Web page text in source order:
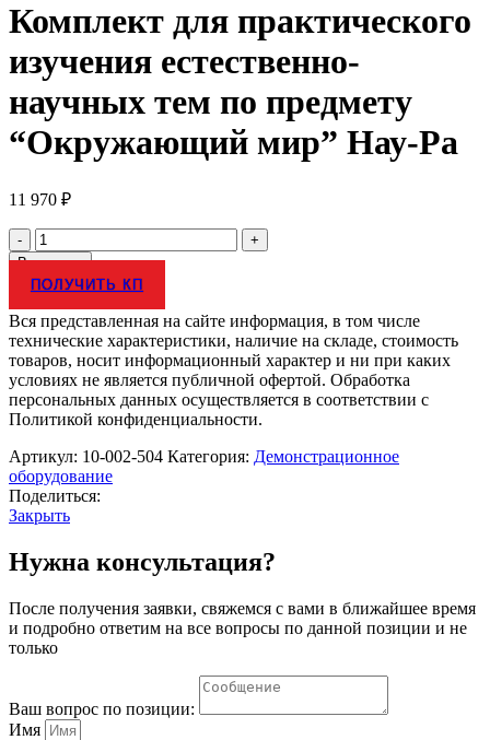
Комплект для практического
изучения естественно-
научных тем по предмету
“Окружающий мир” Нау-Ра
11 970 ₽
Количество
товара
Комплект
для
практического
изучения
естественно-
научных
тем
по
"Окружающий
мир"
Нау-
Ра
В корзину
ПОЛУЧИТЬ КП
Вся представленная на сайте информация, в том числе
технические характеристики, наличие на складе, стоимость
товаров, носит информационный характер и ни при каких
условиях не является публичной офертой. Обработка
персональных данных осуществляется в соответствии с
Политикой конфиденциальности.
Артикул: 10-002-504 Категория: Демонстрационное
оборудование
Поделиться:
Закрыть
Нужна консультация?
После получения заявки, свяжемся с вами в ближайшее время
и подробно ответим на все вопросы по данной позиции и не
только
Ваш вопрос по позиции:
Имя